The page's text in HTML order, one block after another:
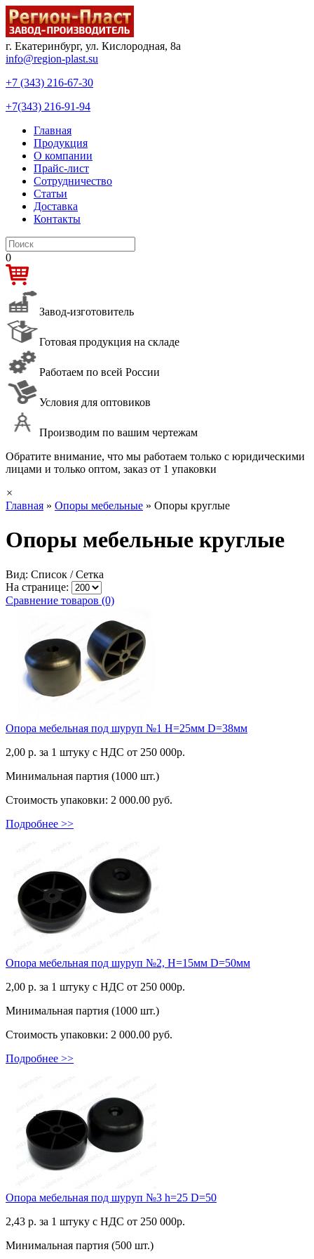
г. Екатеринбург, ул. Кислородная, 8а
info@region-plast.su
+7 (343) 216-67-30
+7(343) 216-91-94
Главная
Продукция
О компании
Прайс-лист
Сотрудничество
Статьи
Доставка
Контакты
0
Завод-изготовитель
Готовая продукция на складе
Работаем по всей России
Условия для оптовиков
Производим по вашим чертежам
Обратите внимание, что мы работаем только с юридическими
лицами и только оптом, заказ от 1 упаковки
×
Главная » Опоры мебельные » Опоры круглые
Опоры мебельные круглые
Вид: Список /Сетка
На странице:
Сравнение товаров (0)
Опора мебельная под шуруп №1 H=25мм D=38мм
2,00 р. за 1 штуку c НДС от 250 000р.
Минимальная партия (1000 шт.)
Стоимость упаковки: 2 000.00 руб.
Подробнее >>
Опора мебельная под шуруп №2, H=15мм D=50мм
2,00 р. за 1 штуку c НДС от 250 000р.
Минимальная партия (1000 шт.)
Стоимость упаковки: 2 000.00 руб.
Подробнее >>
Опора мебельная под шуруп №3 h=25 D=50
2,43 р. за 1 штуку c НДС от 250 000р.
Минимальная партия (500 шт.)